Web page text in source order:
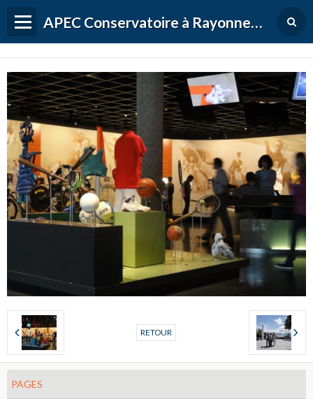
APEC Conservatoire à Rayonnement Régional de Versailles Grand Parc
RETOUR
PAGES